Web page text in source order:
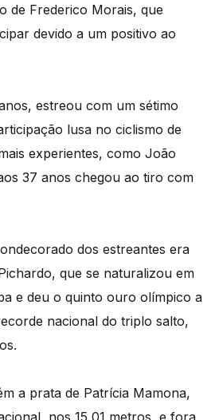
de Frederico Morais, que
devido a um positivo ao
estreou com um sétimo
lusa no ciclismo de
experientes, como João
37 anos chegou ao tiro com
dos estreantes era
que se naturalizou em
e deu o quinto ouro olímpico a
nacional do triplo salto,
a prata de Patrícia Mamona,